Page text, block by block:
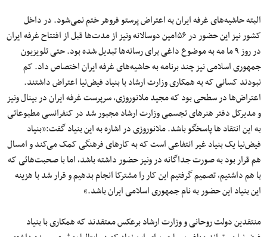
البته حاشیه‌های غرفه ایران به اعتراض پرستو فروهر ختم نمی‌شود. در داخل
کشور نیز این حضور در ۵۶امین دوسالانه ونیز از مدت‌ها قبل از افتتاح غرفه ایران
در روز ۹ ما مه به موضوع داغی برای رسانه‌ها تبدیل شده بود. حتی تلویزیون
جمهوری اسلامی نیز چند برنامه به حاشیه‌های غرفه ایران اختصاص داد. کم
نبودند کسانی که به همکاری وزارت ارشاد با بنیاد فیض‌نیا اعتراض داشتند.
اعتراض‌ها در سطحی بود که مجید ملانوروزی، سرپرست غرفه ایران در بینال ونیز
و مدیرکل دفتر هنرهای تجسمی وزارت ارشاد مجبور شد در کنفرانسی مطبوعاتی
به این انتقاد ها پاسخگو باشد. ملانوروزی در اشاره به این بنیاد گفت:«بنیاد
فیض‌نیا یک بنیاد غیر انتفاعی است که به کارهای فرهنگی کمک می‌کند و امسال
هم قرار بود به صورت جداگانه در ونیز حضور داشته باشد، اما با صحبت‌هائی که
با هم داشتیم، تصمیم گرفتیم این کار را مشترکا انجام بدهیم و قرار شد با هزینه
این بنیاد این حضور به نام جمهوری اسلامی ایران باشد.»
منتقدین دولت روحانی و وزارت ارشاد برعکس معتقدند که همکاری با بنیاد